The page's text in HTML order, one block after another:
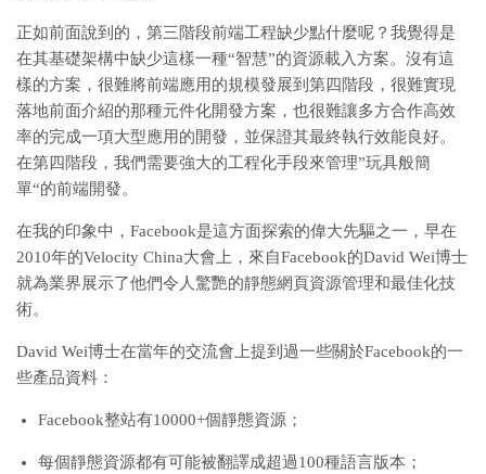
正如前面說到的，第三階段前端工程缺少點什麼呢？我覺得是
在其基礎架構中缺少這樣一種“智慧”的資源載入方案。沒有這
樣的方案，很難將前端應用的規模發展到第四階段，很難實現
落地前面介紹的那種元件化開發方案，也很難讓多方合作高效
率的完成一項大型應用的開發，並保證其最終執行效能良好。
在第四階段，我們需要強大的工程化手段來管理”玩具般簡
單“的前端開發。
在我的印象中，Facebook是這方面探索的偉大先驅之一，早在
2010年的Velocity China大會上，來自Facebook的David Wei博士
就為業界展示了他們令人驚艷的靜態網頁資源管理和最佳化技
術。
David Wei博士在當年的交流會上提到過一些關於Facebook的一
些產品資料：
Facebook整站有10000+個靜態資源；
每個靜態資源都有可能被翻譯成超過100種語言版本；